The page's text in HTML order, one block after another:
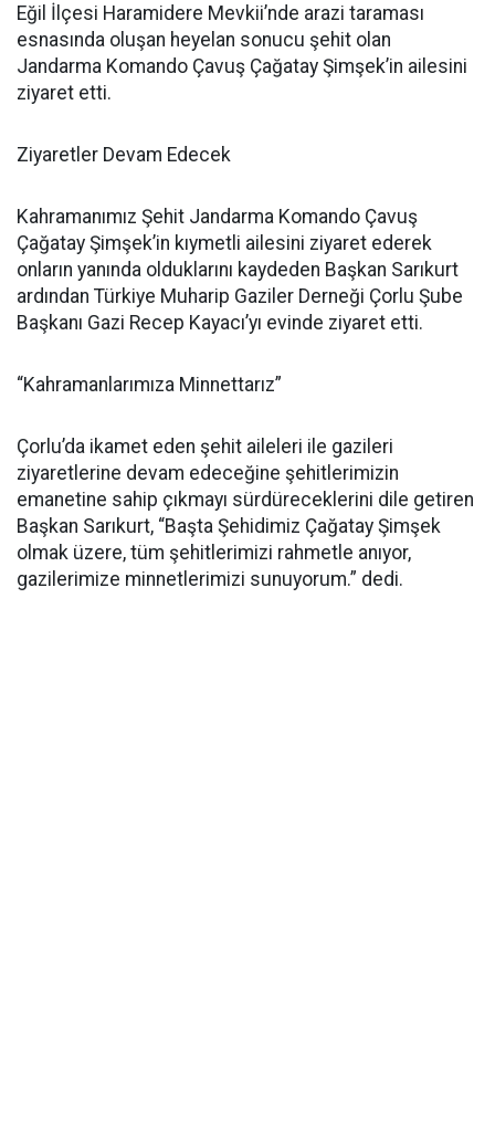
Eğil İlçesi Haramidere Mevkii’nde arazi taraması
esnasında oluşan heyelan sonucu şehit olan
Jandarma Komando Çavuş Çağatay Şimşek’in ailesini
ziyaret etti.
Ziyaretler Devam Edecek
Kahramanımız Şehit Jandarma Komando Çavuş
Çağatay Şimşek’in kıymetli ailesini ziyaret ederek
onların yanında olduklarını kaydeden Başkan Sarıkurt
ardından Türkiye Muharip Gaziler Derneği Çorlu Şube
Başkanı Gazi Recep Kayacı’yı evinde ziyaret etti.
“Kahramanlarımıza Minnettarız”
Çorlu’da ikamet eden şehit aileleri ile gazileri
ziyaretlerine devam edeceğine şehitlerimizin
emanetine sahip çıkmayı sürdüreceklerini dile getiren
Başkan Sarıkurt, “Başta Şehidimiz Çağatay Şimşek
olmak üzere, tüm şehitlerimizi rahmetle anıyor,
gazilerimize minnetlerimizi sunuyorum.” dedi.